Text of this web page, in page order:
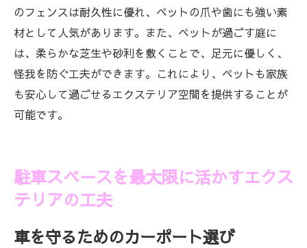
のフェンスは耐久性に優れ、ペットの爪や歯にも強い素
材として人気があります。また、ペットが過ごす庭に
は、柔らかな芝生や砂利を敷くことで、足元に優しく、
怪我を防ぐ工夫ができます。これにより、ペットも家族
も安心して過ごせるエクステリア空間を提供することが
可能です。
駐車スペースを最大限に活かすエクス
テリアの工夫
車を守るためのカーポート選び